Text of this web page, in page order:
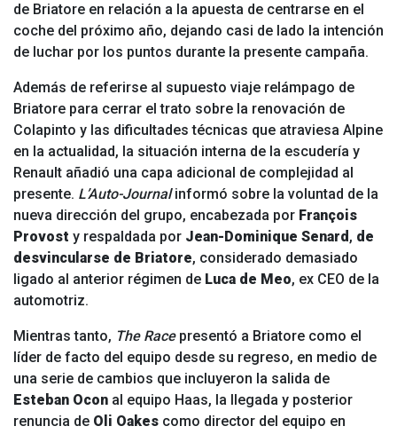
de Briatore en relación a la apuesta de centrarse en el
coche del próximo año, dejando casi de lado la intención
de luchar por los puntos durante la presente campaña.
Además de referirse al supuesto viaje relámpago de
Briatore para cerrar el trato sobre la renovación de
Colapinto y las dificultades técnicas que atraviesa Alpine
en la actualidad, la situación interna de la escudería y
Renault añadió una capa adicional de complejidad al
presente. L’Auto-Journalinformó sobre la voluntad de la
nueva dirección del grupo, encabezada por François
Provost y respaldada por Jean-Dominique Senard , de
desvincularse de Briatore, considerado demasiado
ligado al anterior régimen de Luca de Meo, ex CEO de la
automotriz.
Mientras tanto, The Racepresentó a Briatore como el
líder de facto del equipo desde su regreso, en medio de
una serie de cambios que incluyeron la salida de
Esteban Ocon al equipo Haas, la llegada y posterior
renuncia de Oli Oakes como director del equipo en